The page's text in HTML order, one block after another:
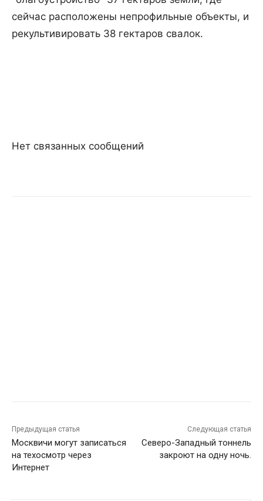
сейчас расположены непрофильные объекты, и
рекультивировать 38 гектаров свалок.
Нет связанных сообщений
Предыдущая статья
Москвичи могут записаться
на техосмотр через
Интернет
Следующая статья
Северо-Западный тоннель
закроют на одну ночь.